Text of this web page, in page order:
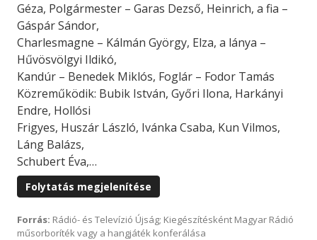
Géza, Polgármester – Garas Dezső, Heinrich, a fia –
Gáspár Sándor,
Charlesmagne – Kálmán György, Elza, a lánya –
Hűvösvölgyi Ildikó,
Kandúr – Benedek Miklós, Foglár – Fodor Tamás
Közreműködik: Bubik István, Győri Ilona, Harkányi
Endre, Hollósi
Frigyes, Huszár László, Ivánka Csaba, Kun Vilmos,
Láng Balázs,
Schubert Éva,…
Folytatás megjelenítése
Forrás: Rádió- és Televízió Újság; Kiegészítésként Magyar Rádió
műsorboríték vagy a hangjáték konferálása